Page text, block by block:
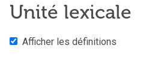
Unité lexicale
Afficher les définitions